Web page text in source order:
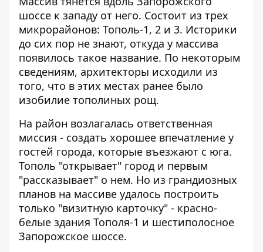
шоссе к западу от него. Состоит из трех
микрорайонов: Тополь-1, 2 и 3. Историки
до сих пор не знают, откуда у массива
появилось такое название. По некоторым
сведениям, архитекторы исходили из
того, что в этих местах ранее было
изобилие тополиных рощ.
На район возлагалась ответственная
миссия - создать хорошее впечатление у
гостей города, которые въезжают с юга.
Тополь "открывает" город и первым
"рассказывает" о нем. Но из грандиозных
планов на массиве удалось построить
только "визитную карточку" - красно-
белые здания Тополя-1 и шестиполосное
Запорожское шоссе.